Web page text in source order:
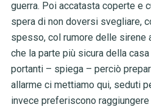
guerra. Poi accatasta coperte e
spera di non doversi svegliare,
spesso, col rumore delle sirene
che la parte più sicura della
portanti – spiega – perciò
allarme ci mettiamo qui, seduti
invece preferiscono